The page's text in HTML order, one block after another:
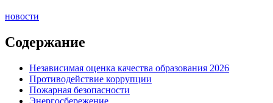
новости
Содержание
Независимая оценка качества образования 2026
Противодействие коррупции
Пожарная безопасности
Энергосбережение